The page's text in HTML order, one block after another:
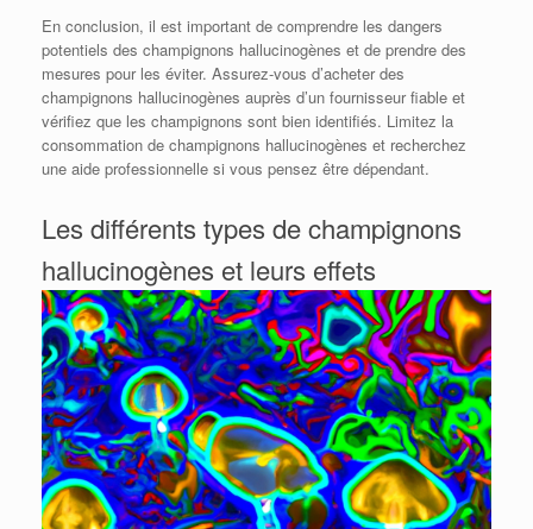
En conclusion, il est important de comprendre les dangers
potentiels des champignons hallucinogènes et de prendre des
mesures pour les éviter. Assurez-vous d’acheter des
champignons hallucinogènes auprès d’un fournisseur fiable et
vérifiez que les champignons sont bien identifiés. Limitez la
consommation de champignons hallucinogènes et recherchez
une aide professionnelle si vous pensez être dépendant.
Les différents types de champignons
hallucinogènes et leurs effets